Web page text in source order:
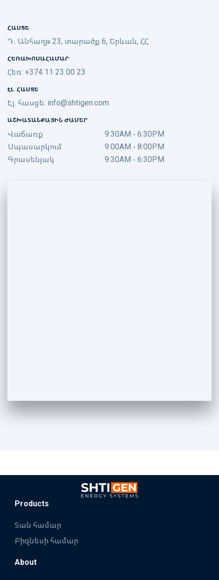
ՀԱՍՑԵ
Դ․ Անհաղթ 23, տարածք 6, Երևան, ՀՀ
ՀԵՌԱԽՈՍԱՀԱՄԱՐ
Հեռ: +374 11 23 00 23
ԷԼ. ՀԱՍՑԵ
Էլ. հասցե: info@shtigen.com
ԱՇԽԱՏԱՆՔԱՅԻՆ ԺԱՄԵՐ
Վաճառք
9:30AM - 6:30PM
Սպասարկում
9:00AM - 8:00PM
Գրասենյակ
9:30AM - 6:30PM
Products
Տան համար
Բիզնեսի համար
About